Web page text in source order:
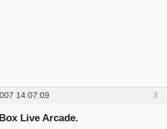
3
14:07:09
Live Arcade.